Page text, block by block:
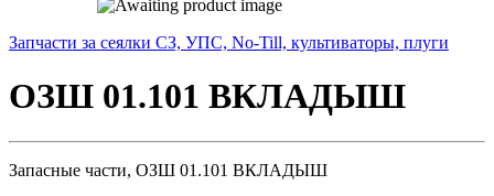
Запчасти за сеялки СЗ, УПС, No-Till, культиваторы, плуги
ОЗШ 01.101 ВКЛАДЫШ
Запасные части, ОЗШ 01.101 ВКЛАДЫШ